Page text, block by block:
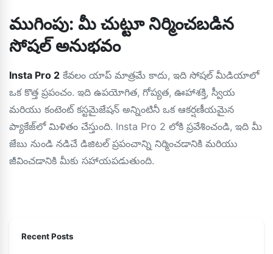
ముగింపు: మీ చుట్టూ నిర్మించబడిన
సోషల్ అనుభవం
Insta Pro 2 కేవలం యాప్ మాత్రమే కాదు, ఇది సోషల్ మీడియాలో
ఒక కొత్త ప్రపంచం. ఇది ఉపయోగిత, గోప్యత, ఊహాశక్తి, స్వీయ
మరియు కంటెంట్ కస్టమైజేషన్ అన్నింటినీ ఒక ఆకర్షణీయమైన
ప్యాకేజ్‌లో మిళితం చేస్తుంది. Insta Pro 2 లోకి ప్రవేశించండి, ఇది మీ
జేబు నుండి నడిచే డిజిటల్ ప్రపంచాన్ని నిర్మించడానికి మరియు
జీవించడానికి మీకు సహాయపడుతుంది.
Recent Posts